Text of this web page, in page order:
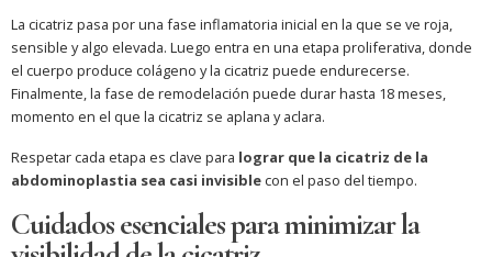
La cicatriz pasa por una fase inflamatoria inicial en la que se ve roja,
sensible y algo elevada. Luego entra en una etapa proliferativa, donde
el cuerpo produce colágeno y la cicatriz puede endurecerse.
Finalmente, la fase de remodelación puede durar hasta 18 meses,
momento en el que la cicatriz se aplana y aclara.
Respetar cada etapa es clave para lograr que la cicatriz de la
abdominoplastia sea casi invisible con el paso del tiempo.
Cuidados esenciales para minimizar la